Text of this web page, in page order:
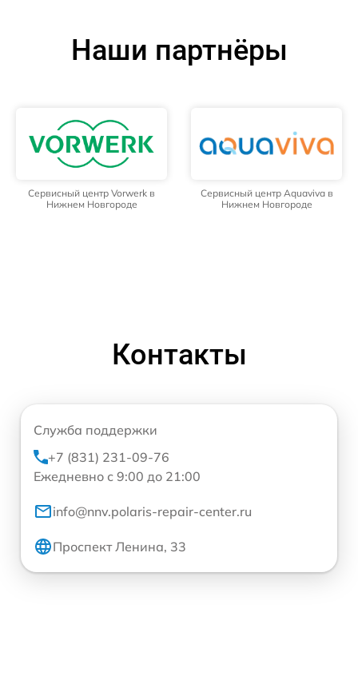
Наши партнёры
Сервисный центр Vorwerk в
Нижнем Новгороде
Сервисный центр Aquaviva в
Нижнем Новгороде
Контакты
Служба поддержки
+7 (831) 231-09-76
Ежедневно с 9:00 до 21:00
info@nnv.polaris-repair-center.ru
Проспект Ленина, 33